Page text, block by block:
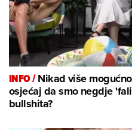
INFO /Nikad više
osjećaj da smo negdje
bullshita?